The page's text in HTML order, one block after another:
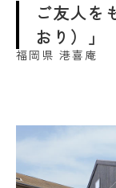
ご友人を
おり）」
福岡県 港喜庵